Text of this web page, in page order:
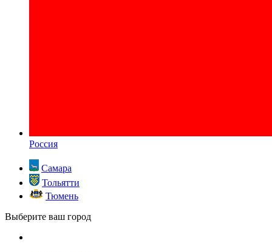
Россия
Самара
Тольятти
Тюмень
Выберите ваш город